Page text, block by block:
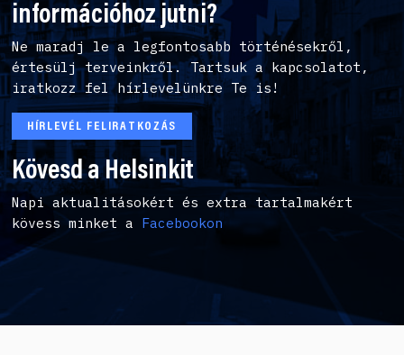
információhoz jutni?
Ne maradj le a legfontosabb történésekről,
értesülj terveinkről. Tartsuk a kapcsolatot,
iratkozz fel hírlevelünkre Te is!
HÍRLEVÉL FELIRATKOZÁS
Kövesd a Helsinkit
Napi aktualitásokért és extra tartalmakért
kövess minket a Facebookon